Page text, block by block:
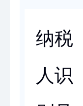
纳税
人识